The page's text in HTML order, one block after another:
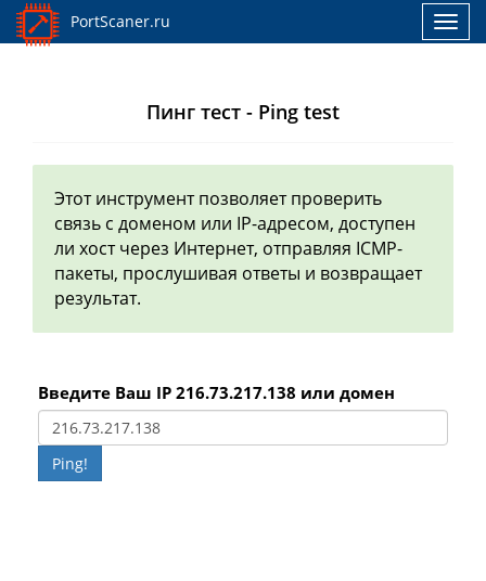
PortScaner.ru
Пинг тест - Ping test
Этот инструмент позволяет проверить
связь с доменом или IP-адресом, доступен
ли хост через Интернет, отправляя ICMP-
пакеты, прослушивая ответы и возвращает
результат.
Введите Ваш IP 216.73.217.138 или домен
Ping!